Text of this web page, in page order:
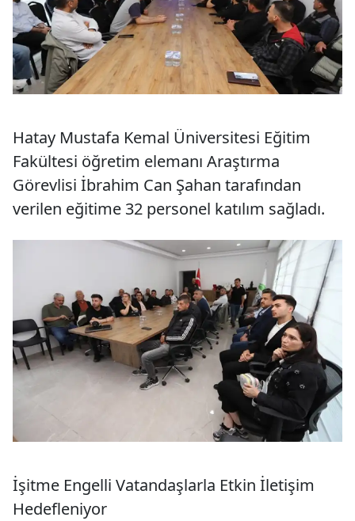
Hatay Mustafa Kemal Üniversitesi Eğitim
Fakültesi öğretim elemanı Araştırma
Görevlisi İbrahim Can Şahan tarafından
verilen eğitime 32 personel katılım sağladı.
İşitme Engelli Vatandaşlarla Etkin İletişim
Hedefleniyor